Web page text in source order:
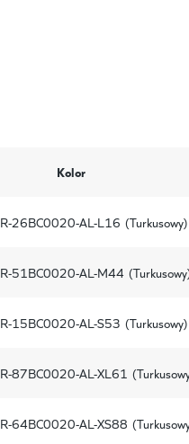
Kolor
26BC0020-AL-L16
51BC0020-AL-M44
15BC0020-AL-S53
87BC0020-AL-XL61
64BC0020-AL-XS88